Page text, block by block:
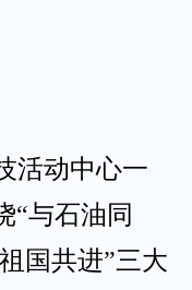
活动中心一
“与石油同
国共进”三大